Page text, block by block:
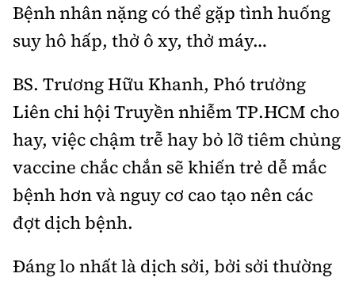
Nguyễn Đức Thắng, La Đức Hùng
Hotline:
Quảng cáo và Phát hành:
Email: bandoc@baoxaydung.vn
Cấm sao chép dưới mọi hình thức nếu không có sự
chấp thuận bằng văn bản.
Bệnh nhân nặng có thể gặp tình huống
suy hô hấp, thở ô xy, thở máy…
BS. Trương Hữu Khanh, Phó trưởng
Liên chi hội Truyền nhiễm TP.HCM cho
hay, việc chậm trễ hay bỏ lỡ tiêm chủng
vaccine chắc chắn sẽ khiến trẻ dễ mắc
bệnh hơn và nguy cơ cao tạo nên các
đợt dịch bệnh.
Đáng lo nhất là dịch sởi, bởi sởi thường